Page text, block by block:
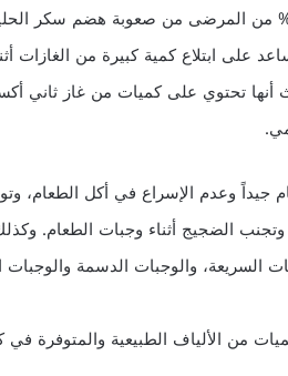
على ابتلاع كمية كبيرة من الغازات
أنها تحتوي على كميات من غاز ثاني
جيداً وعدم الإسراع في أكل الطعام،
وتجنب الضجيج أثناء وجبات الطعام.
السريعة، والوجبات الدسمة
من الألياف الطبيعية والمتوفرة في